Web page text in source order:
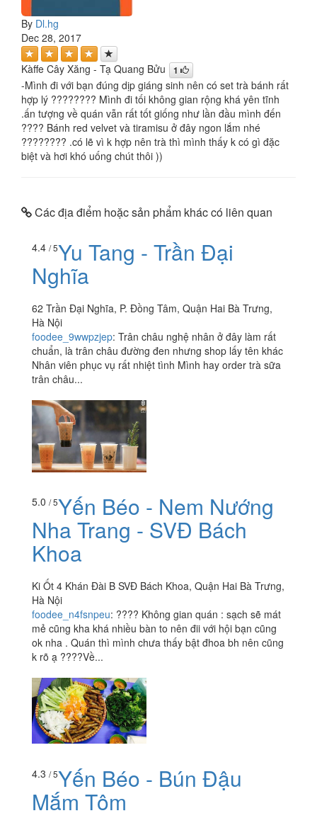
By Dl.hg
Dec 28, 2017
Kàffe Cây Xăng - Tạ Quang Bửu 1
-Mình đi với bạn đúng dịp giáng sinh nên có set trà bánh rất
hợp lý ???????? Mình đi tối không gian rộng khá yên tĩnh
.ấn tượng về quán vẫn rất tốt giống như lần đầu mình đến
???? Bánh red velvet và tiramisu ở đây ngon lắm nhé
???????? .có lẽ vì k hợp nên trà thì mình thấy k có gì đặc
biệt và hơi khó uống chút thôi ))
Các địa điểm hoặc sản phẩm khác có liên quan
4.4 / 5Yu Tang - Trần Đại
Nghĩa
62 Trần Đại Nghĩa, P. Đồng Tâm, Quận Hai Bà Trưng,
Hà Nội
foodee_9wwpzjep: Trân châu nghệ nhân ở đây làm rất
chuẩn, là trân châu đường đen nhưng shop lấy tên khác
Nhân viên phục vụ rất nhiệt tình Mình hay order trà sữa
trân châu...
5.0 / 5Yến Béo - Nem Nướng
Nha Trang - SVĐ Bách
Khoa
Ki Ốt 4 Khán Đài B SVĐ Bách Khoa, Quận Hai Bà Trưng,
Hà Nội
foodee_n4fsnpeu: ???? Không gian quán : sạch sẽ mát
mẻ cũng kha khá nhiều bàn to nên đii với hội bạn cũng
ok nha . Quán thì mình chưa thấy bật đhoa bh nên cũng
k rõ ạ ????Về...
4.3 / 5Yến Béo - Bún Đậu
Mắm Tôm